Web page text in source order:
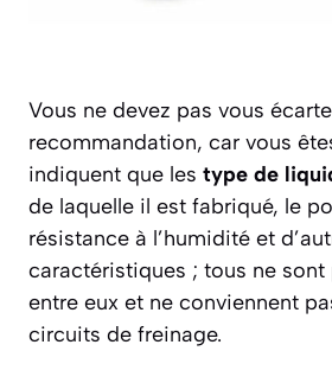
Vous ne devez pas vous
recommandation, car vous
indiquent que les type de
de laquelle il est fabriqué, le
résistance à l’humidité et
caractéristiques ; tous ne
entre eux et ne conviennent
circuits de freinage.